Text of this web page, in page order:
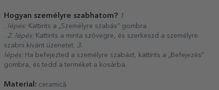
Hogyan személyre szabhatom? 1
. lépés: Kattints a „Személyre szabás” gombra
. 2. lépés: Kattints a minta szövegre, és szerkeszd a személyre
szabni kívánt üzenetet. 3.
lépés: Ha befejezted a személyre szabást, kattints a „Befejezés”
gombra, és tedd a terméket a kosárba.
Material: ceramică